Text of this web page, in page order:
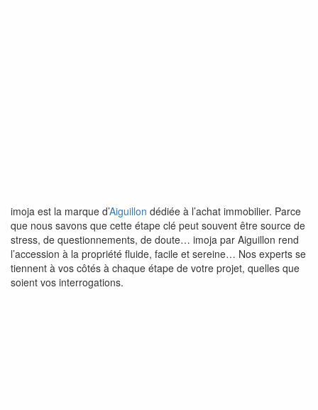
imoja est la marque d’Aiguillon dédiée à l’achat immobilier. Parce
que nous savons que cette étape clé peut souvent être source de
stress, de questionnements, de doute… imoja par Aiguillon rend
l’accession à la propriété fluide, facile et sereine… Nos experts se
tiennent à vos côtés à chaque étape de votre projet, quelles que
soient vos interrogations.